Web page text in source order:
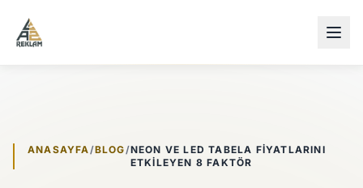
ANASAYFA/BLOG/NEON VE LED TABELA FIYATLARINI
ETKILEYEN 8 FAKTÖR